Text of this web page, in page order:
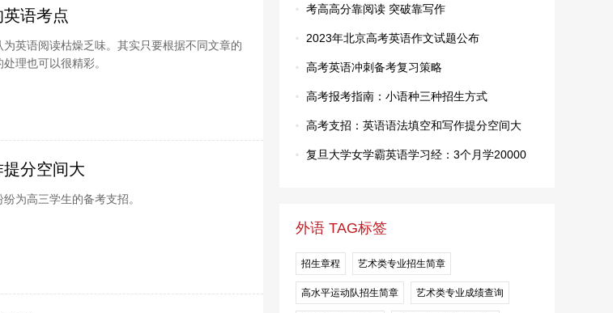
语考点
英语阅读枯燥乏味。其实只要根据不同文章的
理也可以很精彩。
分空间大
为高三学生的备考支招。
· 考高高分靠阅读 突破靠写作
· 2023年北京高考英语作文试题公布
· 高考英语冲刺备考复习策略
· 高考报考指南：小语种三种招生方式
· 高考支招：英语语法填空和写作提分空间大
· 复旦大学女学霸英语学习经：3个月学20000
外语 TAG标签
招生章程 艺术类专业招生简章
高水平运动队招生简章 艺术类专业成绩查询